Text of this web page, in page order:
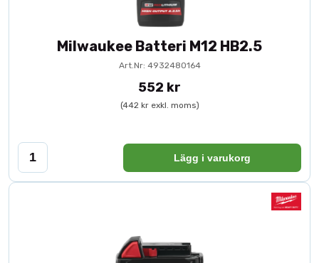
Milwaukee Batteri M12 HB2.5
Art.Nr: 4932480164
552 kr
(442 kr exkl. moms)
Lägg i varukorg